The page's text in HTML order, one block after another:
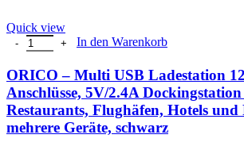
Quick view
ORICO - Multi USB Ladestation 120 W mit
In den Warenkorb
ORICO – Multi USB Ladestation
Anschlüsse, 5V/2.4A
Restaurants, Flughäfen, Hotels
mehrere Geräte, schwarz